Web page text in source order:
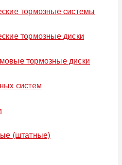
тормозные системы
тормозные диски
тормозные диски
систем
(штатные)